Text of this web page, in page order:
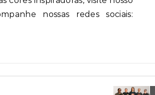
nossas redes sociais: